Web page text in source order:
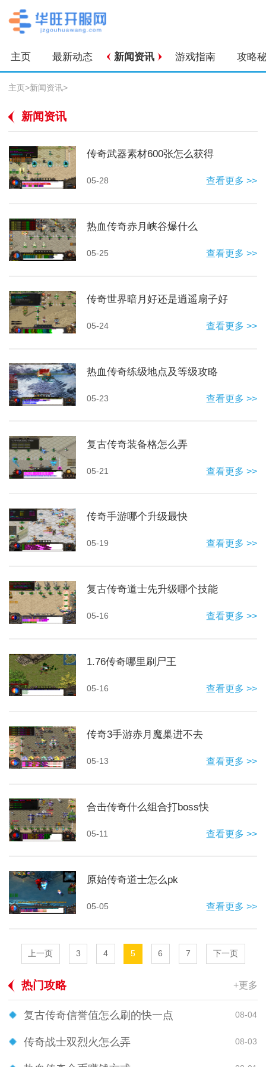
主页 最新动态 新闻资讯 游戏指南 攻略
主页>新闻资讯>
新闻资讯
传奇武器素材600张怎么获得
05-28 查看更多 >>
热血传奇赤月峡谷爆什么
05-25 查看更多 >>
传奇世界暗月好还是逍遥扇子好
05-24 查看更多 >>
热血传奇练级地点及等级攻略
05-23 查看更多 >>
复古传奇装备格怎么弄
05-21 查看更多 >>
传奇手游哪个升级最快
05-19 查看更多 >>
复古传奇道士先升级哪个技能
05-16 查看更多 >>
1.76传奇哪里刷尸王
05-16 查看更多 >>
传奇3手游赤月魔巢进不去
05-13 查看更多 >>
合击传奇什么组合打boss快
05-11 查看更多 >>
原始传奇道士怎么pk
05-05 查看更多 >>
上一页 3 4 5 6 7 下一页
热门攻略 +更多
复古传奇信誉值怎么刷的快一点 08-04
传奇战士双烈火怎么弄 08-03